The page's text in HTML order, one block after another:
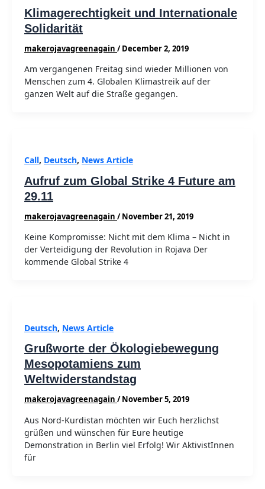
Klimagerechtigkeit und Internationale
Solidarität
makerojavagreenagain /December 2, 2019
Am vergangenen Freitag sind wieder Millionen von
Menschen zum 4. Globalen Klimastreik auf der
ganzen Welt auf die Straße gegangen.
Call, Deutsch, News Article
Aufruf zum Global Strike 4 Future am
29.11
makerojavagreenagain /November 21, 2019
Keine Kompromisse: Nicht mit dem Klima – Nicht in
der Verteidigung der Revolution in Rojava Der
kommende Global Strike 4
Deutsch, News Article
Grußworte der Ökologiebewegung
Mesopotamiens zum
Weltwiderstandstag
makerojavagreenagain /November 5, 2019
Aus Nord-Kurdistan möchten wir Euch herzlichst
grüßen und wünschen für Eure heutige
Demonstration in Berlin viel Erfolg! Wir AktivistInnen
für